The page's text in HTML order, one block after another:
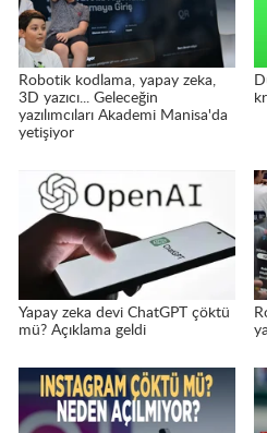
Robotik kodlama, yapay zeka,
3D yazıcı... Geleceğin
yazılımcıları Akademi Manisa'da
yetişiyor
Yapay zeka devi ChatGPT çöktü
mü? Açıklama geldi